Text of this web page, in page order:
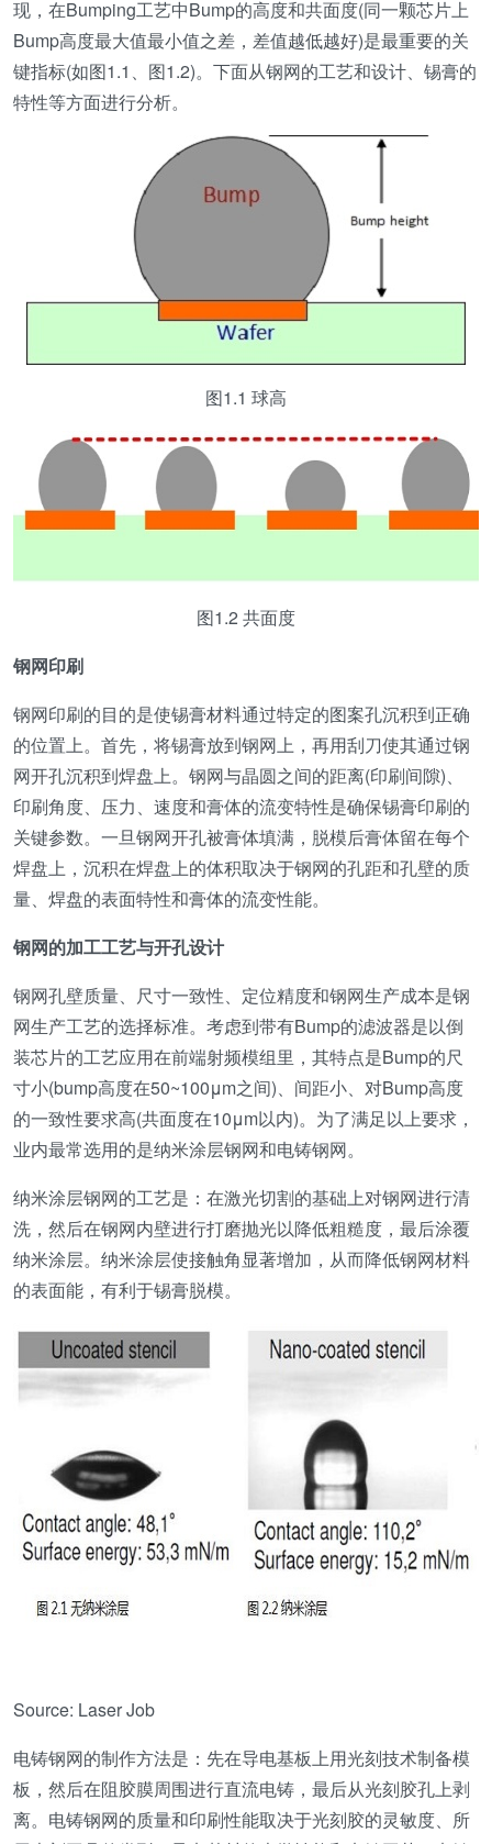
现，在Bumping工艺中Bump的高度和共面度(同一颗芯片上
Bump高度最大值最小值之差，差值越低越好)是最重要的关
键指标(如图1.1、图1.2)。下面从钢网的工艺和设计、锡膏的
特性等方面进行分析。
图1.1 球高
图1.2 共面度
钢网印刷
钢网印刷的目的是使锡膏材料通过特定的图案孔沉积到正确
的位置上。首先，将锡膏放到钢网上，再用刮刀使其通过钢
网开孔沉积到焊盘上。钢网与晶圆之间的距离(印刷间隙)、
印刷角度、压力、速度和膏体的流变特性是确保锡膏印刷的
关键参数。一旦钢网开孔被膏体填满，脱模后膏体留在每个
焊盘上，沉积在焊盘上的体积取决于钢网的孔距和孔壁的质
量、焊盘的表面特性和膏体的流变性能。
钢网的加工工艺与开孔设计
钢网孔壁质量、尺寸一致性、定位精度和钢网生产成本是钢
网生产工艺的选择标准。考虑到带有Bump的滤波器是以倒
装芯片的工艺应用在前端射频模组里，其特点是Bump的尺
寸小(bump高度在50~100μm之间)、间距小、对Bump高度
的一致性要求高(共面度在10μm以内)。为了满足以上要求，
业内最常选用的是纳米涂层钢网和电铸钢网。
纳米涂层钢网的工艺是：在激光切割的基础上对钢网进行清
洗，然后在钢网内壁进行打磨抛光以降低粗糙度，最后涂覆
纳米涂层。纳米涂层使接触角显著增加，从而降低钢网材料
的表面能，有利于锡膏脱模。
Source: Laser Job
电铸钢网的制作方法是：先在导电基板上用光刻技术制备模
板，然后在阻胶膜周围进行直流电铸，最后从光刻胶孔上剥
离。电铸钢网的质量和印刷性能取决于光刻胶的灵敏度、所